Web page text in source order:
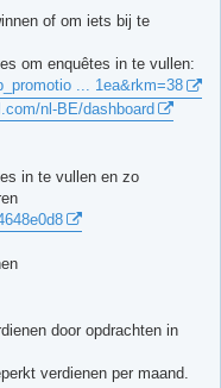
of om iets bij te
om enquêtes in te vullen:
... 1ea&rkm=38
nl-BE/dashboard
in te vullen en zo
door opdrachten in
verdienen per maand.